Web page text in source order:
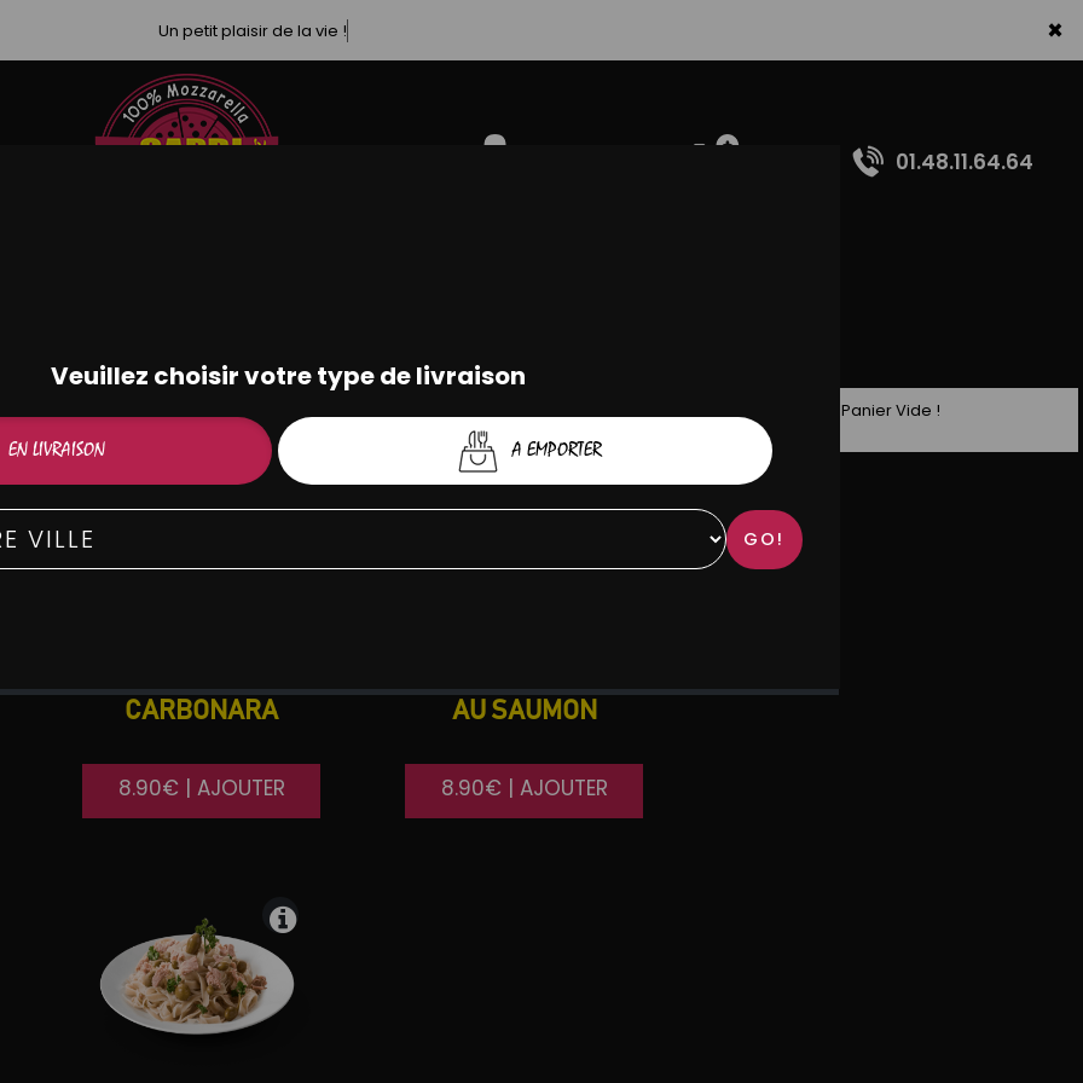
×
Un petit plaisir de la vie !
01.48.11.64.64
PÂTES
CARBONARA
8.90€ | AJOUTER
AU SAUMON
8.90€ | AJOUTER
Panier Vide !